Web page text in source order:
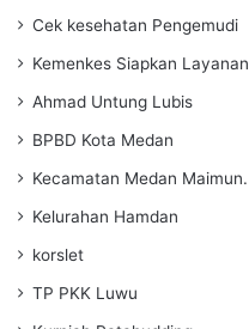
Cek kesehatan Pengemudi
Kemenkes Siapkan Layanan
Ahmad Untung Lubis
BPBD Kota Medan
Kecamatan Medan Maimun.
Kelurahan Hamdan
korslet
TP PKK Luwu